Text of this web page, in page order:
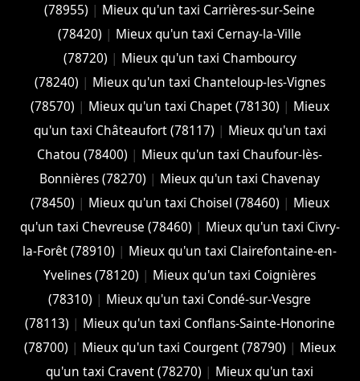
(78955) | Mieux qu'un taxi Carrières-sur-Seine
(78420) | Mieux qu'un taxi Cernay-la-Ville
(78720) | Mieux qu'un taxi Chambourcy
(78240) | Mieux qu'un taxi Chanteloup-les-Vignes
(78570) | Mieux qu'un taxi Chapet (78130) | Mieux
qu'un taxi Châteaufort (78117) | Mieux qu'un taxi
Chatou (78400) | Mieux qu'un taxi Chaufour-lès-
Bonnières (78270) | Mieux qu'un taxi Chavenay
(78450) | Mieux qu'un taxi Choisel (78460) | Mieux
qu'un taxi Chevreuse (78460) | Mieux qu'un taxi Civry-
la-Forêt (78910) | Mieux qu'un taxi Clairefontaine-en-
Yvelines (78120) | Mieux qu'un taxi Coignières
(78310) | Mieux qu'un taxi Condé-sur-Vesgre
(78113) | Mieux qu'un taxi Conflans-Sainte-Honorine
(78700) | Mieux qu'un taxi Courgent (78790) | Mieux
qu'un taxi Cravent (78270) | Mieux qu'un taxi